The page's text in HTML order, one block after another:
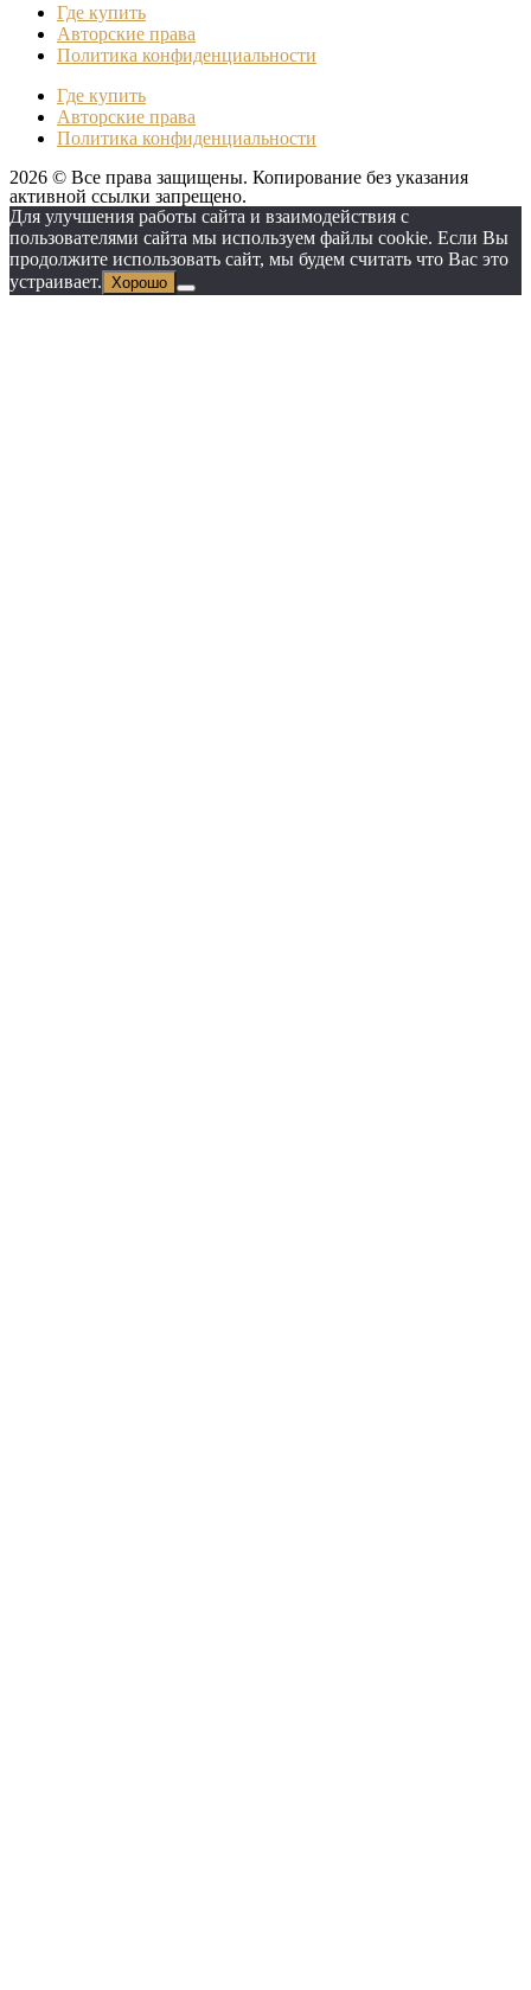
Где купить
Авторские права
Политика конфиденциальности
Где купить
Авторские права
Политика конфиденциальности
2026 © Все права защищены. Копирование без указания
активной ссылки запрещено.
Для улучшения работы сайта и взаимодействия с
пользователями сайта мы используем файлы cookie. Если Вы
продолжите использовать сайт, мы будем считать что Вас это
устраивает. Хорошо